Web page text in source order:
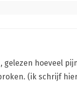
gelezen hoeveel
(ik schrijf